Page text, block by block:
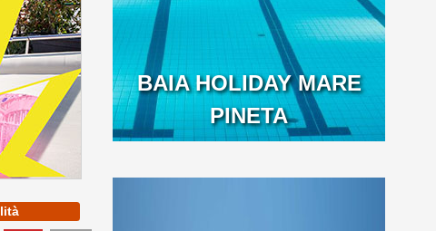
BAIA HOLIDAY MARE
PINETA